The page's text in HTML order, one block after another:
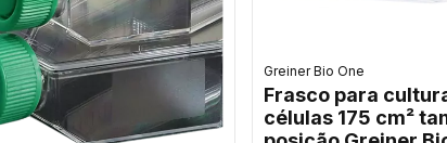
Greiner Bio One
Frasco para
células 175 cm²